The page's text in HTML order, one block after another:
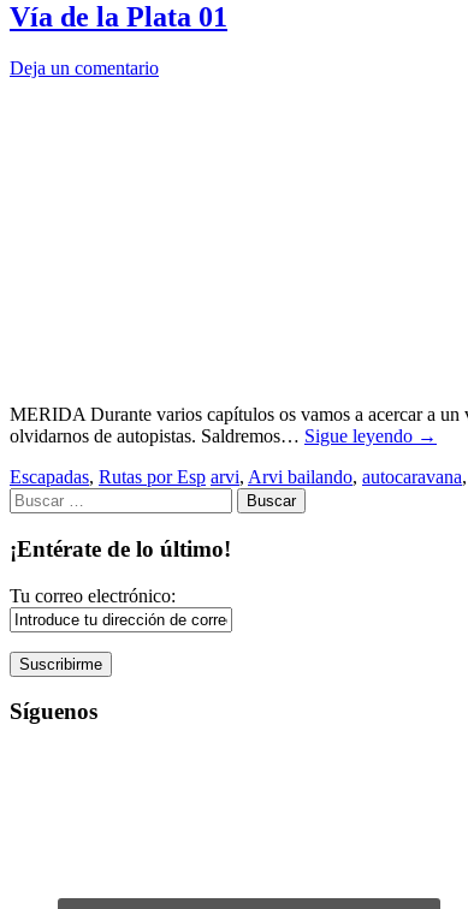
Vía de la Plata 01
Deja un comentario
MERIDA Durante varios capítulos os vamos a acercar a
olvidarnos de autopistas. Saldremos… Sigue leyendo →
Escapadas, Rutas por Esp arvi, Arvi bailando, autocaravana,
Buscar:
¡Entérate de lo último!
Tu correo electrónico:
Síguenos